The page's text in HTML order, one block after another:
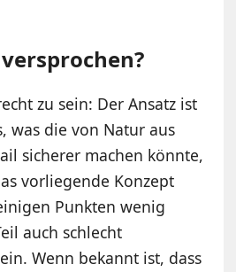
zu sein: Der Ansatz ist
was die von Natur aus
sicherer machen könnte,
vorliegende Konzept
Punkten wenig
auch schlecht
Wenn bekannt ist, dass